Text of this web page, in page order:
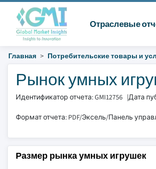
Отраслевые
Главная Потребительские товары и
Рынок умных
Идентификатор отчета: GMI12756 |Дата
Формат отчета: PDF/Эксель/Панель
Размер рынка умных игрушек